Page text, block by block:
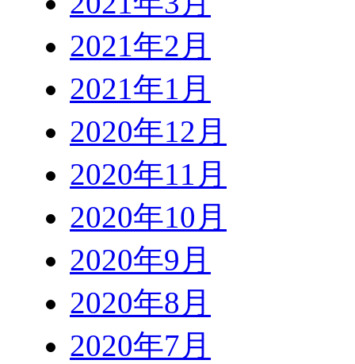
2021年2月
2021年1月
2020年12月
2020年11月
2020年10月
2020年9月
2020年8月
2020年7月